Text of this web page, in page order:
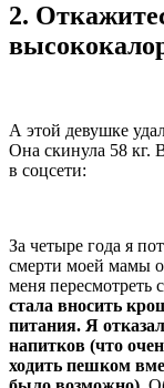
2.
А этой девушке
Она скинула 58 кг.
в соцсети:
За четыре года я
смерти моей мамы
меня пересмотреть
стала вносить
питания. Я
напитков (что
ходить пешком